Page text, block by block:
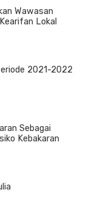
Wawasan
Lokal
2021-2022
Sebagai
Kebakaran